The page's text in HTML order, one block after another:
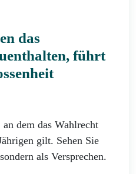
das
führt
dem das Wahlrecht
gilt. Sehen Sie
als Versprechen.